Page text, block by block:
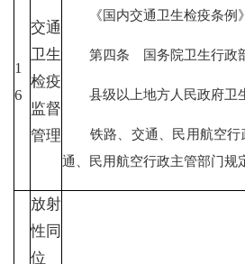
1
6
交通
卫生
检疫
监督
管理
《国内交通卫生检疫条例》
第四条 国务院卫生行政部
县级以上地方人民政府卫生
铁路、交通、民用航空行
通、民用航空行政主管部门规
放射
性同
位